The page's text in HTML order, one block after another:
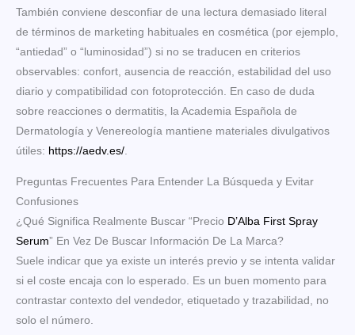
También conviene desconfiar de una lectura demasiado literal
de términos de marketing habituales en cosmética (por ejemplo,
“antiedad” o “luminosidad”) si no se traducen en criterios
observables: confort, ausencia de reacción, estabilidad del uso
diario y compatibilidad con fotoprotección. En caso de duda
sobre reacciones o dermatitis, la Academia Española de
Dermatología y Venereología mantiene materiales divulgativos
útiles: https://aedv.es/
Preguntas Frecuentes Para Entender La Búsqueda y Evitar
Confusiones
¿Qué Significa Realmente Buscar “Precio D’Alba First Spray
Serum” En Vez De Buscar Información De La Marca?
Suele indicar que ya existe un interés previo y se intenta validar
si el coste encaja con lo esperado. Es un buen momento para
contrastar contexto del vendedor, etiquetado y trazabilidad, no
solo el número.